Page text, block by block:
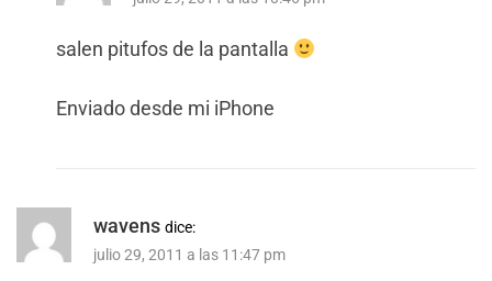
salen pitufos de la pantalla
Enviado desde mi iPhone
wavens dice:
julio 29, 2011 a las 11:47 pm